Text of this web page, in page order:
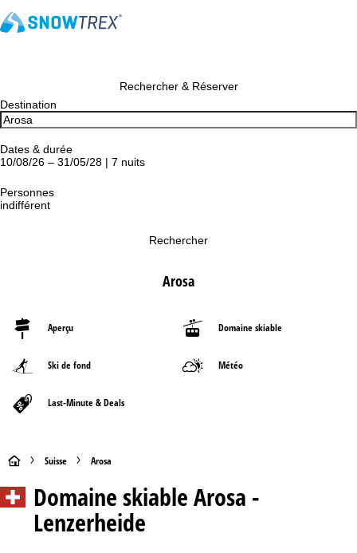
Rechercher & Réserver
Destination
Dates & durée
10/08/26 – 31/05/28 | 7 nuits
Personnes
indifférent
Rechercher
Arosa
Aperçu Domaine skiable
Ski de fond Météo
Last-Minute & Deals
P Suisse Arosa
Domaine skiableArosa -
Lenzerheide